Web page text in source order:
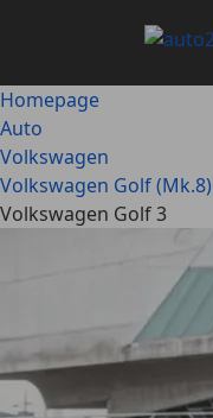
Homepage
Auto
Volkswagen
Volkswagen Golf (Mk.8)
Volkswagen Golf 3